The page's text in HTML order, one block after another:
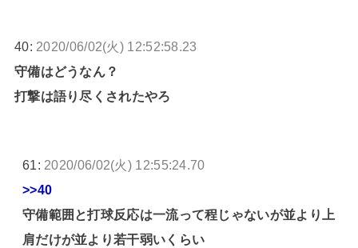
40: 2020/06/02(火) 12:52:58.23
守備はどうなん？
打撃は語り尽くされたやろ
61: 2020/06/02(火) 12:55:24.70
>>40
守備範囲と打球反応は一流って程じゃないが並より上
肩だけが並より若干弱いくらい